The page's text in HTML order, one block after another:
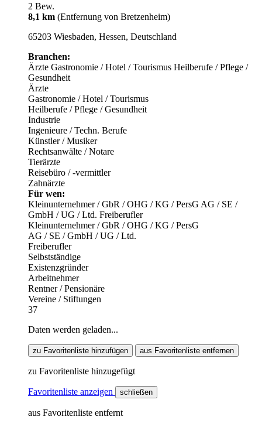
2 Bew.
8,1 km (Entfernung von Bretzenheim)
65203 Wiesbaden, Hessen, Deutschland
Branchen:
Ärzte Gastronomie / Hotel / Tourismus Heilberufe / Pflege /
Gesundheit
Ärzte
Gastronomie / Hotel / Tourismus
Heilberufe / Pflege / Gesundheit
Industrie
Ingenieure / Techn. Berufe
Künstler / Musiker
Rechtsanwälte / Notare
Tierärzte
Reisebüro / -vermittler
Zahnärzte
Für wen:
Kleinunternehmer / GbR / OHG / KG / PersG AG / SE /
GmbH / UG / Ltd. Freiberufler
Kleinunternehmer / GbR / OHG / KG / PersG
AG / SE / GmbH / UG / Ltd.
Freiberufler
Selbstständige
Existenzgründer
Arbeitnehmer
Rentner / Pensionäre
Vereine / Stiftungen
37
Daten werden geladen...
zu Favoritenliste hinzufügen aus Favoritenliste entfernen
zu Favoritenliste hinzugefügt
Favoritenliste anzeigen schließen
aus Favoritenliste entfernt